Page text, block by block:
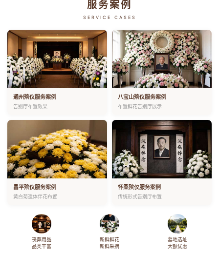
服务案例
SERVICE CASES
通州殡仪服务案例
告别厅布置效果
八宝山殡仪服务案例
布置鲜花告别厅展示
昌平殡仪服务案例
黄白菊遗体伴花布置
怀柔殡仪服务案例
传统形式告别厅布置
丧葬用品
品类丰富
新鲜鲜花
新鲜采摘
墓地选址
大额优惠